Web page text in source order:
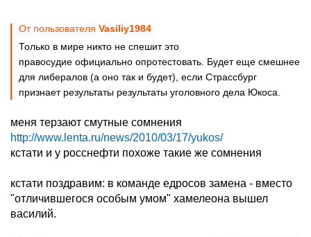
От пользователя Vasiliy1984
Только в мире никто не спешит это
правосудие официально опротестовать. Будет еще смешнее
для либералов (а оно так и будет), если Страссбург
признает результаты результаты уголовного дела Юкоса.
меня терзают смутные сомнения
http://www.lenta.ru/news/2010/03/17/yukos/
кстати и у росснефти похоже такие же сомнения
кстати поздравим: в команде едросов замена - вместо
"отличившегося особым умом" хамелеона вышел
василий.